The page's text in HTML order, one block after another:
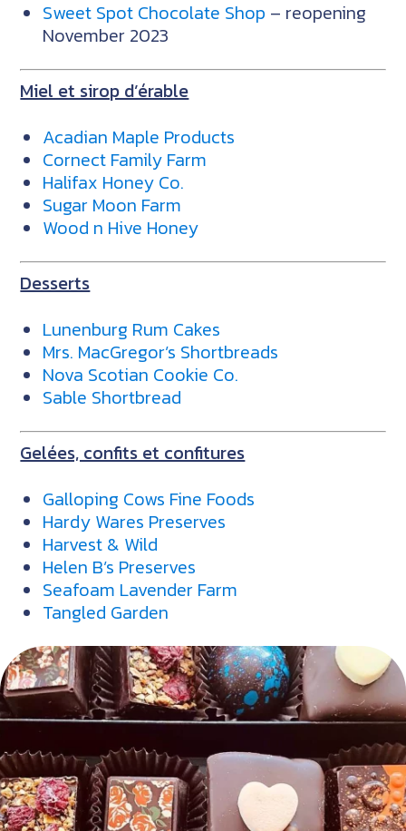
Sweet Spot Chocolate Shop – reopening
November 2023
Miel et sirop d’érable
Acadian Maple Products
Cornect Family Farm
Halifax Honey Co.
Sugar Moon Farm
Wood n Hive Honey
Desserts
Lunenburg Rum Cakes
Mrs. MacGregor’s Shortbreads
Nova Scotian Cookie Co.
Sable Shortbread
Gelées, confits et confitures
Galloping Cows Fine Foods
Hardy Wares Preserves
Harvest & Wild
Helen B’s Preserves
Seafoam Lavender Farm
Tangled Garden